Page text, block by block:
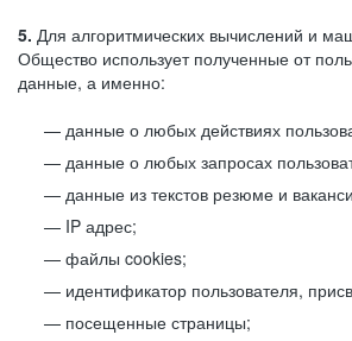
5. Для алгоритмических вычислений и
Общество использует полученные от
данные, а именно:
данные о любых действиях
данные о любых запросах
данные из текстов резюме и
IP адрес;
файлы cookies;
идентификатор пользователя,
посещенные страницы;